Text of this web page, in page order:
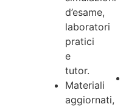
d’esame,
laboratori
pratici
e
tutor.
Materiali
aggiornati,